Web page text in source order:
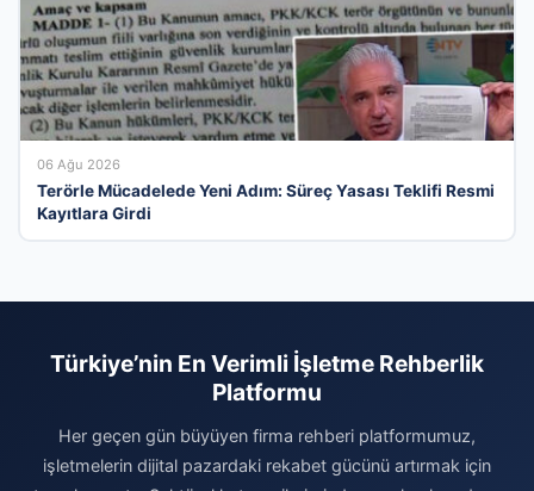
06 Ağu 2026
Terörle Mücadelede Yeni Adım: Süreç Yasası Teklifi Resmi
Kayıtlara Girdi
Türkiye’nin En Verimli İşletme Rehberlik
Platformu
Her geçen gün büyüyen firma rehberi platformumuz,
işletmelerin dijital pazardaki rekabet gücünü artırmak için